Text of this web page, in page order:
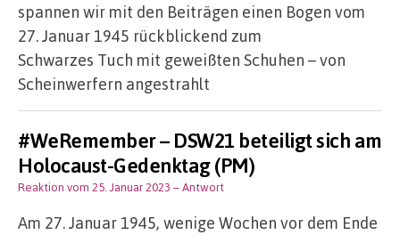
spannen wir mit den Beiträgen einen Bogen vom
27. Januar 1945 rückblickend zum
Schwarzes Tuch mit geweißten Schuhen – von
Scheinwerfern angestrahlt
#WeRemember – DSW21 beteiligt sich am
Holocaust-Gedenktag (PM)
Reaktion vom 25. Januar 2023 – Antwort
Am 27. Januar 1945, wenige Wochen vor dem Ende